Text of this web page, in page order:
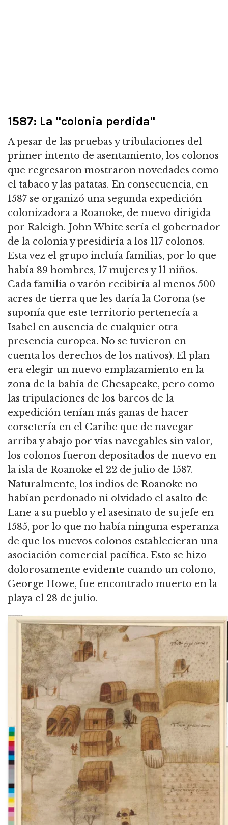
1587: La "colonia perdida"
A pesar de las pruebas y tribulaciones del
primer intento de asentamiento, los colonos
que regresaron mostraron novedades como
el tabaco y las patatas. En consecuencia, en
1587 se organizó una segunda expedición
colonizadora a Roanoke, de nuevo dirigida
por Raleigh. John White sería el gobernador
de la colonia y presidiría a los 117 colonos.
Esta vez el grupo incluía familias, por lo que
había 89 hombres, 17 mujeres y 11 niños.
Cada familia o varón recibiría al menos 500
acres de tierra que les daría la Corona (se
suponía que este territorio pertenecía a
Isabel en ausencia de cualquier otra
presencia europea. No se tuvieron en
cuenta los derechos de los nativos). El plan
era elegir un nuevo emplazamiento en la
zona de la bahía de Chesapeake, pero como
las tripulaciones de los barcos de la
expedición tenían más ganas de hacer
corsetería en el Caribe que de navegar
arriba y abajo por vías navegables sin valor,
los colonos fueron depositados de nuevo en
la isla de Roanoke el 22 de julio de 1587.
Naturalmente, los indios de Roanoke no
habían perdonado ni olvidado el asalto de
Lane a su pueblo y el asesinato de su jefe en
1585, por lo que no había ninguna esperanza
de que los nuevos colonos establecieran una
asociación comercial pacífica. Esto se hizo
dolorosamente evidente cuando un colono,
George Howe, fue encontrado muerto en la
playa el 28 de julio.